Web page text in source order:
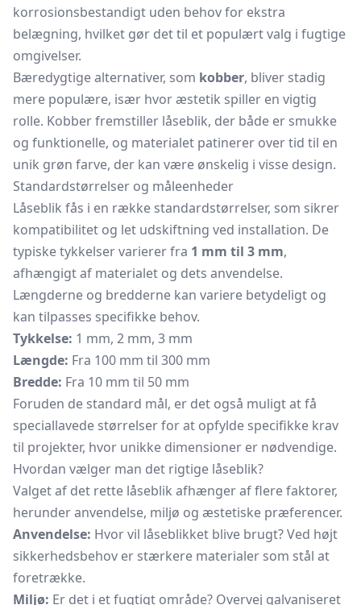
korrosionsbestandigt uden behov for ekstra
belægning, hvilket gør det til et populært valg i fugtige
omgivelser.
Bæredygtige alternativer, som kobber, bliver stadig
mere populære, især hvor æstetik spiller en vigtig
rolle. Kobber fremstiller låseblik, der både er smukke
og funktionelle, og materialet patinerer over tid til en
unik grøn farve, der kan være ønskelig i visse design.
Standardstørrelser og måleenheder
Låseblik fås i en række standardstørrelser, som sikrer
kompatibilitet og let udskiftning ved installation. De
typiske tykkelser varierer fra 1 mm til 3 mm,
afhængigt af materialet og dets anvendelse.
Længderne og bredderne kan variere betydeligt og
kan tilpasses specifikke behov.
Tykkelse: 1 mm, 2 mm, 3 mm
Længde: Fra 100 mm til 300 mm
Bredde: Fra 10 mm til 50 mm
Foruden de standard mål, er det også muligt at få
speciallavede størrelser for at opfylde specifikke krav
til projekter, hvor unikke dimensioner er nødvendige.
Hvordan vælger man det rigtige låseblik?
Valget af det rette låseblik afhænger af flere faktorer,
herunder anvendelse, miljø og æstetiske præferencer.
Anvendelse: Hvor vil låseblikket blive brugt? Ved højt
sikkerhedsbehov er stærkere materialer som stål at
foretrække.
Miljø: Er det i et fugtigt område? Overvej galvaniseret